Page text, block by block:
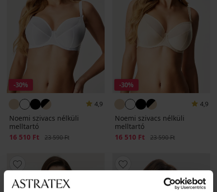
-30%
4,9
Noemi szivacs nélküli
melltartó
Kedvezmény
16 510 Ft Eredeti ár
23 590 Ft
-30%
4,9
Noemi szivacs nélküli
melltartó
Kedvezmény
16 510 Ft Eredeti ár
23 590 Ft